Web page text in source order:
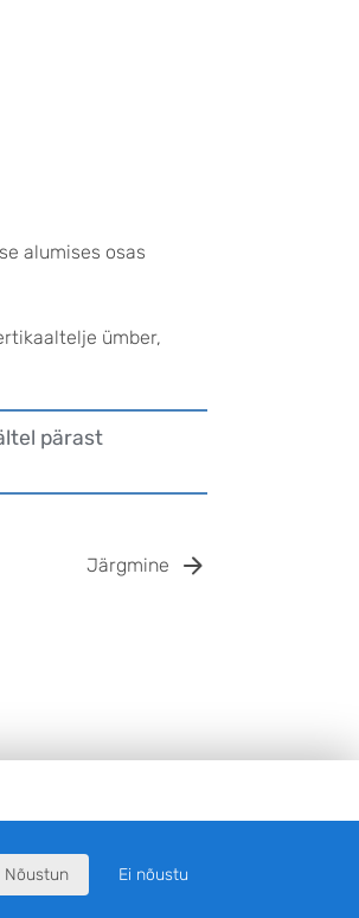
alumises osas
ümber,
pärast
Järgmine
Nõustun Ei nõustu